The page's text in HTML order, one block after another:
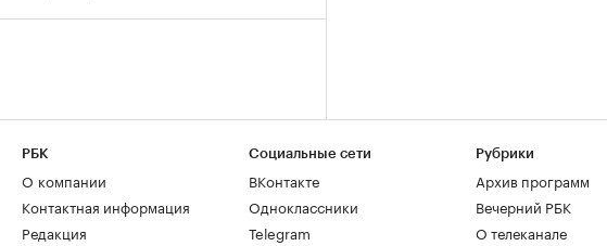
РБК
О компании
Контактная информация
Редакция
Социальные сети
ВКонтакте
Одноклассники
Telegram
Рубрики
Архив программ
Вечерний РБК
О телеканале